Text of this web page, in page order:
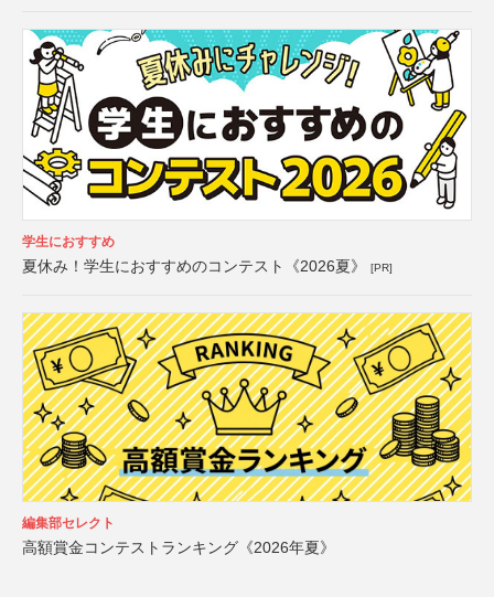
学生におすすめ
夏休み！学生におすすめのコンテスト《2026夏》 [PR]
編集部セレクト
高額賞金コンテストランキング《2026年夏》